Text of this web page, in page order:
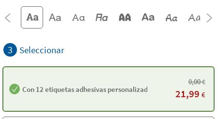
3 Seleccionar
Con 12 etiquetas adhesivas personalizadas
0,00€
21,99 €